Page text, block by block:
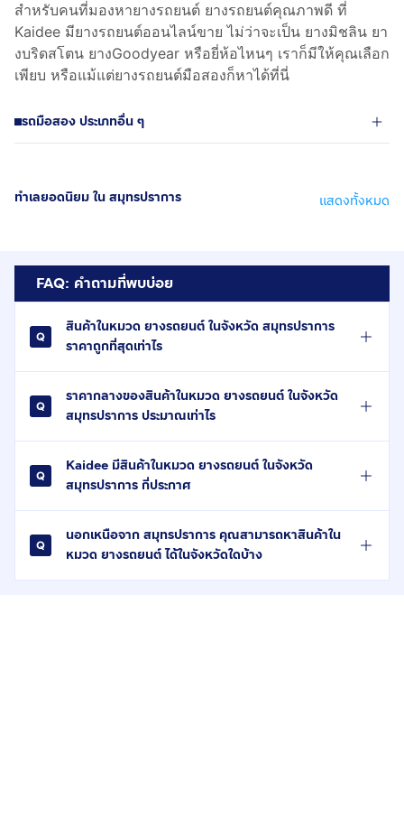
สำหรับคนที่มองหายางรถยนต์ ยางรถยนต์คุณภาพดี ที่
Kaidee มียางรถยนต์ออนไลน์ขาย ไม่ว่าจะเป็น ยางมิชลิน ยา
งบริดสโตน ยางGoodyear หรือยี่ห้อไหนๆ เราก็มีให้คุณเลือก
เพียบ หรือแม้แต่ยางรถยนต์มือสองก็หาได้ที่นี่
รถมือสอง ประเภทอื่น ๆ
ทำเลยอดนิยม ใน สมุทรปราการ แสดงทั้งหมด
FAQ: คำถามที่พบบ่อย
สินค้าในหมวด ยางรถยนต์ ในจังหวัด สมุทรปราการ
ราคาถูกที่สุดเท่าไร
ราคากลางของสินค้าในหมวด ยางรถยนต์ ในจังหวัด
สมุทรปราการ ประมาณเท่าไร
Kaidee มีสินค้าในหมวด ยางรถยนต์ ในจังหวัด
สมุทรปราการ กี่ประกาศ
นอกเหนือจาก สมุทรปราการ คุณสามารถหาสินค้าใน
หมวด ยางรถยนต์ ได้ในจังหวัดใดบ้าง